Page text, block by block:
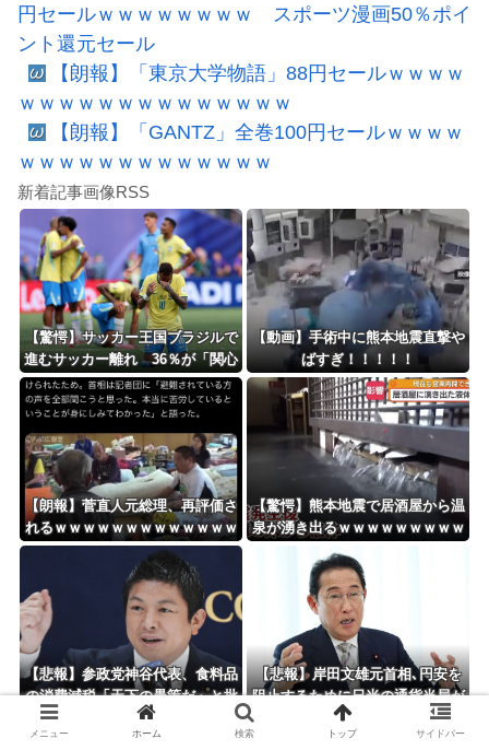
円セールｗｗｗｗｗｗｗｗ スポーツ漫画50％ポイ
ント還元セール
【朗報】「東京大学物語」88円セールｗｗｗｗ
ｗｗｗｗｗｗｗｗｗｗｗｗｗｗ
【朗報】「GANTZ」全巻100円セールｗｗｗｗ
ｗｗｗｗｗｗｗｗｗｗｗｗｗ
新着記事画像RSS
【驚愕】サッカー王国ブラジルで
進むサッカー離れ 36％が「関心
なし」
【動画】手術中に熊本地震直撃や
ばすぎ！！！！！
【朗報】菅直人元総理、再評価さ
れるｗｗｗｗｗｗｗｗｗｗｗｗｗ
ｗｗｗｗｗ
【驚愕】熊本地震で居酒屋から温
泉が湧き出るｗｗｗｗｗｗｗｗｗ
ｗｗｗ
【悲報】参政党神谷代表、食料品
の消費減税「天下の愚策だ」と批
判ｗｗｗｗｗｗｗｗｗｗｗｗ
【悲報】岸田文雄元首相､円安を
阻止するために日米の通貨当局が
実施した為替介入は｢一時しのぎ
に過ぎない｣との認識を示す
メニュー ホーム 検索 トップ サイドバー